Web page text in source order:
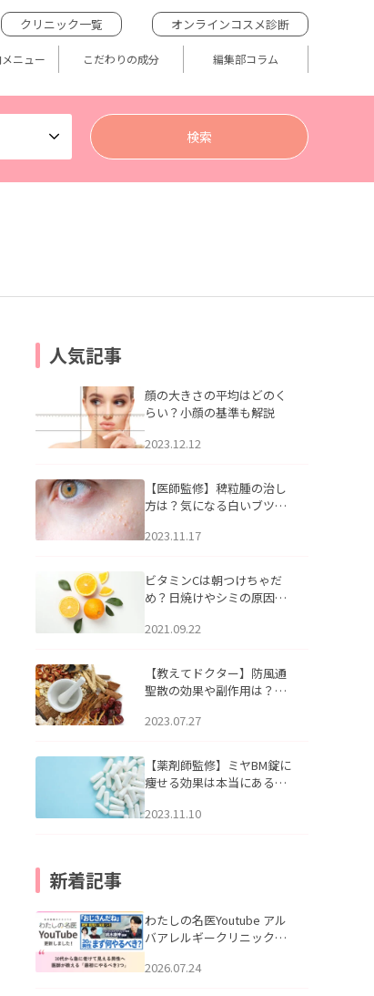
クリニック一覧 オンラインコスメ診断
ニュー こだわりの成分 編集部コラム
人気記事
顔の大きさの平均はどのく
らい？小顔の基準も解説
2023.12.12
【医師監修】稗粒腫の治し
方は？気になる白いブツブ
アについて
2023.11.17
ビタミンCは朝つけちゃだ
め？日焼けやシミの原因に
2021.09.22
【教えてドクター】防風通
聖散の効果や副作用は？長
2023.07.27
【薬剤師監修】ミヤBM錠に
痩せる効果は本当にある
2023.11.10
新着記事
わたしの名医Youtube アル
バアレルギークリニック札
える男性へ｜医師が教える
2026.07.24